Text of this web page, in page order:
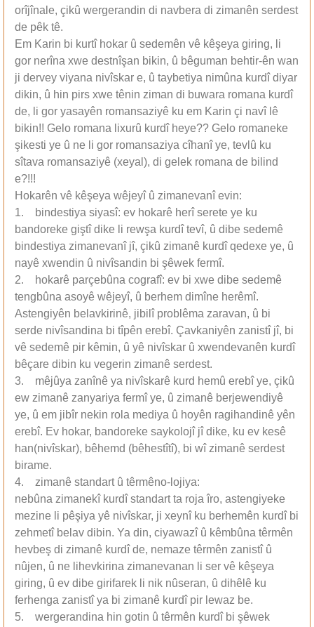
orîjînale, çikû wergerandin di navbera di zimanên serdest
de pêk tê.
Em Karin bi kurtî hokar û sedemên vê kêşeya giring, li
gor nerîna xwe destnîşan bikin, û bêguman behtir-ên wan
ji dervey viyana nivîskar e, û taybetiya nimûna kurdî diyar
dikin, û hin pirs xwe tênin ziman di buwara romana kurdî
de, li gor yasayên romansaziyê ku em Karin çi navî lê
bikin!! Gelo romana lixurû kurdî heye?? Gelo romaneke
şikesti ye û ne li gor romansaziya cîhanî ye, tevlû ku
sîtava romansaziyê (xeyal), di gelek romana de bilind
e?!!!
Hokarên vê kêşeya wêjeyî û zimanevanî evin:
1. bindestiya siyasî: ev hokarê herî serete ye ku
bandoreke giştî dike li rewşa kurdî tevî, û dibe sedemê
bindestiya zimanevanî jî, çikû zimanê kurdî qedexe ye, û
nayê xwendin û nivîsandin bi şêwek fermî.
2. hokarê parçebûna cografî: ev bi xwe dibe sedemê
tengbûna asoyê wêjeyî, û berhem dimîne herêmî.
Astengiyên belavkirinê, jibilî problêma zaravan, û bi
serde nivîsandina bi tîpên erebî. Çavkaniyên zanistî jî, bi
vê sedemê pir kêmin, û yê nivîskar û xwendevanên kurdî
bêçare dibin ku vegerin zimanê serdest.
3. mêjûya zanînê ya nivîskarê kurd hemû erebî ye, çikû
ew zimanê zanyariya fermî ye, û zimanê berjewendiyê
ye, û em jibîr nekin rola mediya û hoyên ragihandinê yên
erebî. Ev hokar, bandoreke saykolojî jî dike, ku ev kesê
han(nivîskar), bêhemd (bêhestîtî), bi wî zimanê serdest
birame.
4. zimanê standart û têrmêno-lojiya:
nebûna zimanekî kurdî standart ta roja îro, astengiyeke
mezine li pêşiya yê nivîskar, ji xeynî ku berhemên kurdî bi
zehmetî belav dibin. Ya din, ciyawazî û kêmbûna têrmên
hevbeş di zimanê kurdî de, nemaze têrmên zanistî û
nûjen, û ne lihevkirina zimanevanan li ser vê kêşeya
giring, û ev dibe girifarek li nik nûseran, û dihêlê ku
ferhenga zanistî ya bi zimanê kurdî pir lewaz be.
5. wergerandina hin gotin û têrmên kurdî bi şêwek